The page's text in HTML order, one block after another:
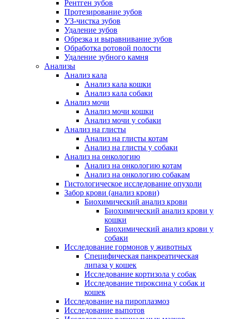
Рентген зубов
Протезирование зубов
УЗ-чистка зубов
Удаление зубов
Обрезка и выравнивание зубов
Обработка ротовой полости
Удаление зубного камня
Анализы
Анализ кала
Анализ кала кошки
Анализ кала собаки
Анализ мочи
Анализ мочи кошки
Анализ мочи у собаки
Анализ на глисты
Анализ на глисты котам
Анализ на глисты у собаки
Анализ на онкологию
Анализ на онкологию котам
Анализ на онкологию собакам
Гистологическое исследование опухоли
Забор крови (анализ крови)
Биохимический анализ крови
Биохимический анализ крови у
кошки
Биохимический анализ крови у
собаки
Исследование гормонов у животных
Специфическая панкреатическая
липаза у кошек
Исследование кортизола у собак
Исследование тироксина у собак и
кошек
Исследование на пироплазмоз
Исследование выпотов